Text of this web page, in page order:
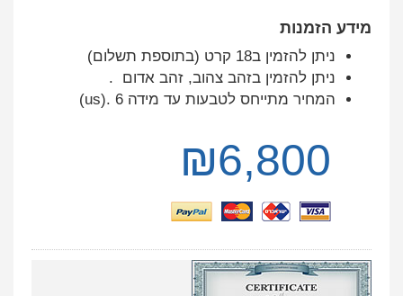
מידע הזמנות
ניתן להזמין ב18 קרט (בתוספת תשלום)
ניתן להזמין בזהב צהוב, זהב אדום .
המחיר מתייחס לטבעות עד מידה 6 .(us)
₪6,800